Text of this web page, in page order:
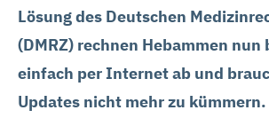
Lösung des Deutschen
(DMRZ) rechnen Hebammen nun
einfach per Internet ab und
Updates nicht mehr zu